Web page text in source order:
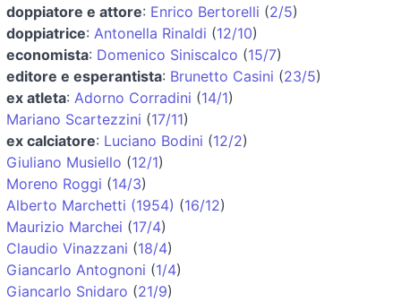
doppiatore e attore: Enrico Bertorelli (2/5)
doppiatrice: Antonella Rinaldi (12/10)
economista: Domenico Siniscalco (15/7)
editore e esperantista: Brunetto Casini (23/5)
ex atleta: Adorno Corradini (14/1)
Mariano Scartezzini (17/11)
ex calciatore: Luciano Bodini (12/2)
Giuliano Musiello (12/1)
Moreno Roggi (14/3)
Alberto Marchetti (1954) (16/12)
Maurizio Marchei (17/4)
Claudio Vinazzani (18/4)
Giancarlo Antognoni (1/4)
Giancarlo Snidaro (21/9)